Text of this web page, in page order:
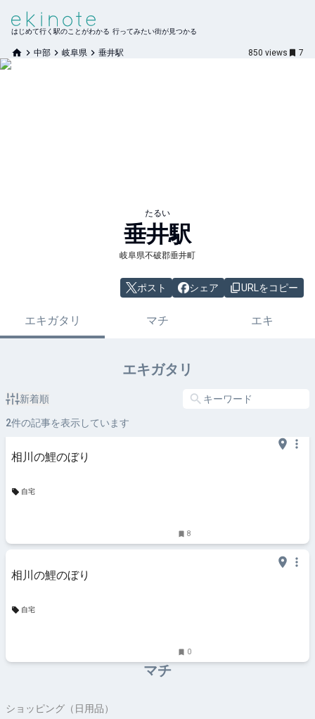
はじめて行く駅のことがわかる 行ってみたい街が見つかる
中部 岐阜県 垂井駅 850 views 7
たるい
垂井駅
岐阜県不破郡垂井町
ポスト シェア URLをコピー
エキガタリ マチ エキ
エキガタリ
新着順
2件の記事を表示しています
相川の鯉のぼり
自宅
8
相川の鯉のぼり
自宅
0
マチ
ショッピング（日用品）